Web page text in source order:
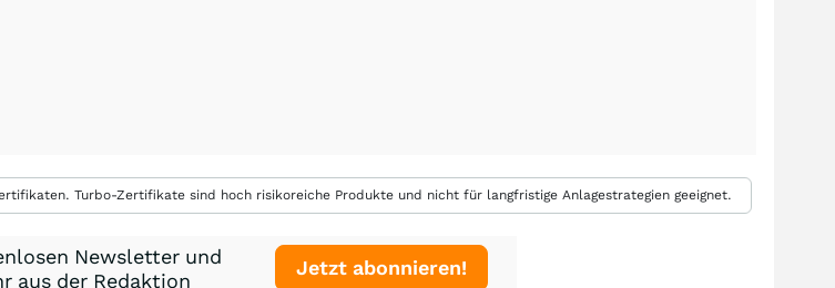
Turbo-Zertifikate sind hoch risikoreiche Produkte und nicht für langfristige Anlagestrategien geeignet.
Newsletter und
aus der Redaktion
Jetzt abonnieren!